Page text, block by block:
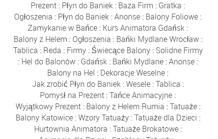
Prezent : Płyn do Baniek : Baza Firm : Gratka :
Ogłoszenia : Płyn do Baniek :Anonse : Balony Foliowe :
Zamykanie w Bańce : Kurs Animatora Gdańsk :
Balony z Helem : Ogłoszenia : Bańki Mydlane Wrocław:
Tablica : Reda : Firmy: Świecące Balony: Solidne Firmy
: Hel do Balonów: Gdańsk: Bańki Mydlane:Anonse:
Balony na Hel : Dekoracje Weselne :
Jak zrobić Płyn do Baniek:Wesele:Tablica :
Pomysł na Prezent :Tańce Animacyjne :
Wyjątkowy Prezent: Balony z Helem Rumia :Tatuaże:
Balony Katowice:Wzory Tatuaży:Tatuaże dla Dzieci :
Hurtownia Animatora :Tatuaże Brokatowe: